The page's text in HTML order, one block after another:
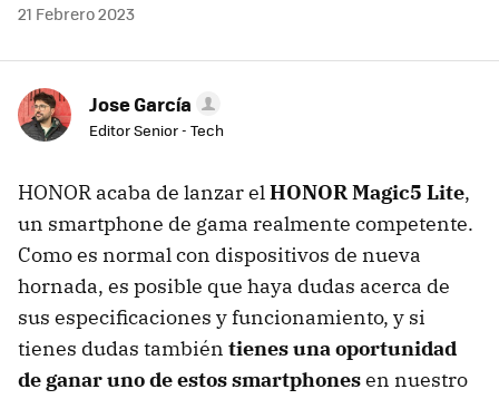
21 Febrero 2023
Jose García
Editor Senior - Tech
HONOR acaba de lanzar elHONOR Magic5 Lite,
un smartphone de gama realmente competente.
Como es normal con dispositivos de nueva
hornada, es posible que haya dudas acerca de
sus especificaciones y funcionamiento, y si
tienes dudas también tienes una oportunidad
de ganar uno de estos smartphonesen nuestro